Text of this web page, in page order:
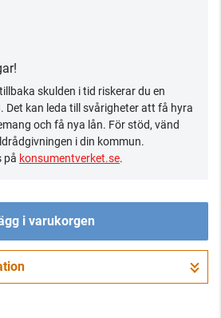
skulden i tid riskerar du en
Det kan leda till svårigheter att få hyra
och få nya lån. För stöd, vänd
i din kommun.
på konsumentverket.se.
i varukorgen
Gå till kassan